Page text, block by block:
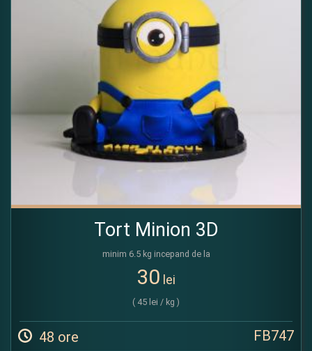
Tort Minion 3D
minim 6.5 kg incepand de la
30 lei
( 45 lei / kg )
48 ore FB747